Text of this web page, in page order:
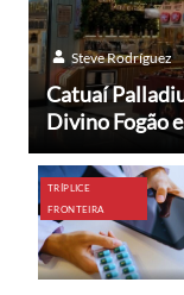
Steve Rodríguez
Catuaí
Divino Fogão
TRÍPLICE
FRONTEIRA